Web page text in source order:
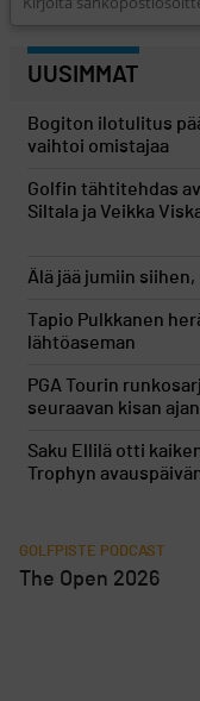
UUSIMMAT
Bogiton ilotulitus
vaihtoi omistajaa
Golfin tähtitehdas
Siltala ja Veikka
Älä jää jumiin
Tapio Pulkkanen
lähtöaseman
PGA Tourin
seuraavan kisan
Saku Ellilä otti
Trophyn
GOLFPISTE PODCAST
The Open 2026